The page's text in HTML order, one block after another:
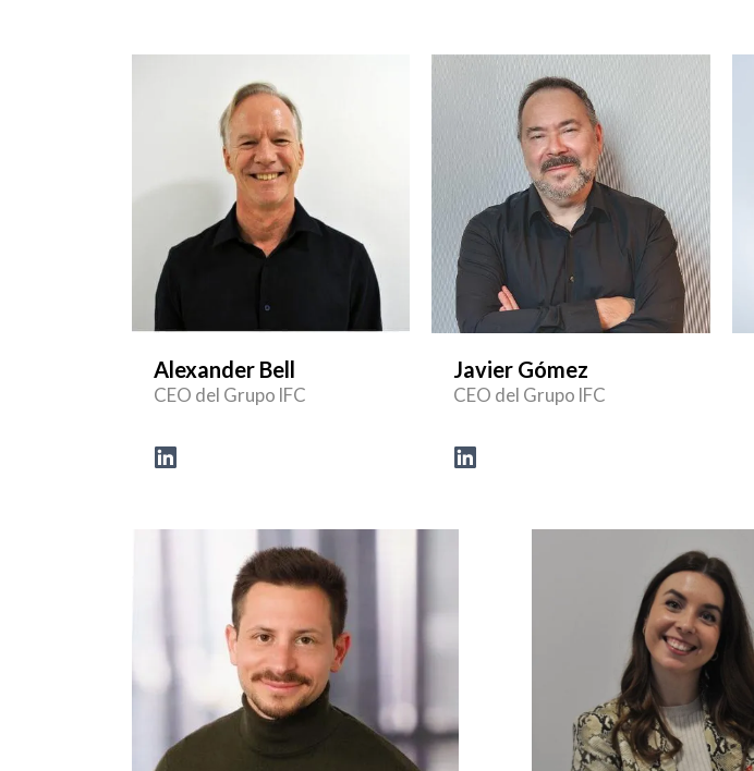
Alexander Bell
CEO del Grupo lFC
Javier Gómez
CEO del Grupo lFC